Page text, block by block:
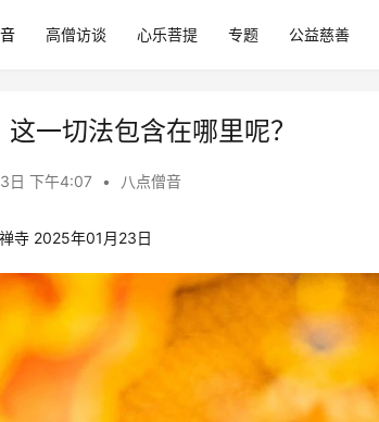
高僧访谈 心乐菩提 专题 公益慈善
这一切法包含在哪里呢？
日 下午4:07 • 八点僧音
寺 2025年01月23日